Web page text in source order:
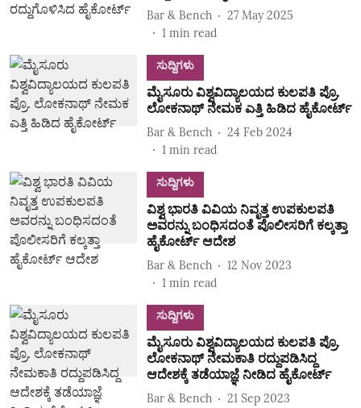
Bar & Bench
27 May 2025
1 min read
ಸುದ್ದಿಗಳು
ಮೈಸೂರು ವಿಶ್ವವಿದ್ಯಾಲಯದ ಕುಲಪತಿ ಪ್ರೊ.
ಲೋಕನಾಥ್ ನೇಮಕ ಎತ್ತಿ ಹಿಡಿದ ಹೈಕೋರ್ಟ್‌
Bar & Bench
24 Feb 2024
1 min read
ಸುದ್ದಿಗಳು
ವಿಶ್ವ ಭಾರತಿ ವಿವಿಯ ನಿವೃತ್ತ ಉಪಕುಲಪತಿ
ಅವರನ್ನು ಬಂಧಿಸದಂತೆ ಪೊಲೀಸರಿಗೆ ಕಲ್ಕತ್ತಾ
ಹೈಕೋರ್ಟ್ ಆದೇಶ
Bar & Bench
12 Nov 2023
1 min read
ಸುದ್ದಿಗಳು
ಮೈಸೂರು ವಿಶ್ವವಿದ್ಯಾಲಯದ ಕುಲಪತಿ ಪ್ರೊ.
ಲೋಕನಾಥ್‌ ನೇಮಕಾತಿ ರದ್ದುಪಡಿಸಿದ್ದ
ಆದೇಶಕ್ಕೆ ತಡೆಯಾಜ್ಞೆ ನೀಡಿದ ಹೈಕೋರ್ಟ್‌
Bar & Bench
21 Sep 2023